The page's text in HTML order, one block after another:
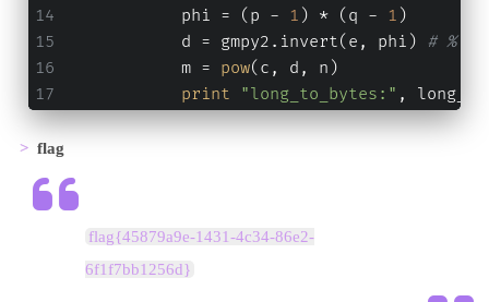
            phi = (p -
1 ) * (q - 1 )
            d = gmpy2.invert(e, phi)
# %
            m =
pow(c, d, n)
print
"long_to_bytes:" ,
flag
flag{45879a9e-1431-4c34-86e2-
6f1f7bb1256d}